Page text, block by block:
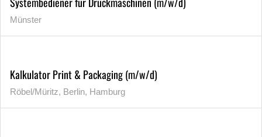
Münster
Kalkulator Print & Packaging (m/w/d)
Röbel/Müritz, Berlin, Hamburg